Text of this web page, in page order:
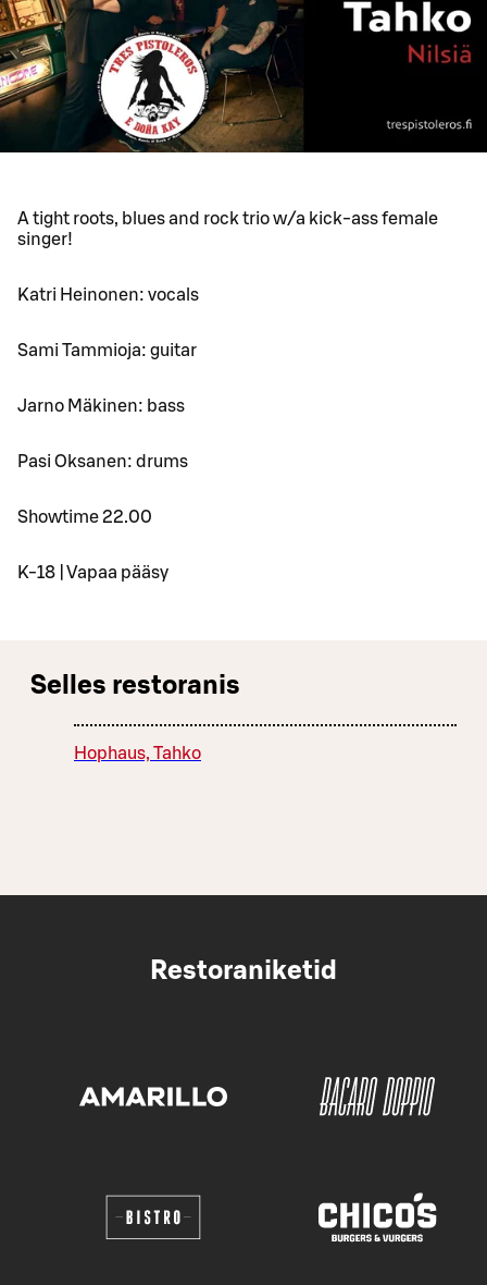
A tight roots, blues and rock trio w/a kick-ass female
singer!
Katri Heinonen: vocals
Sami Tammioja: guitar
Jarno Mäkinen: bass
Pasi Oksanen: drums
Showtime 22.00
K-18 | Vapaa pääsy
Selles restoranis
Hophaus, Tahko
Restoraniketid